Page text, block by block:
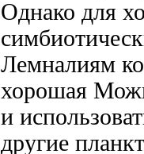
Однако для
Лемналиям
хорошая
и
другие